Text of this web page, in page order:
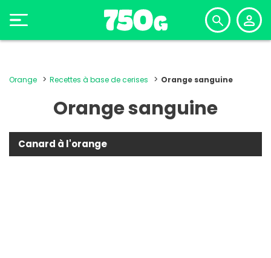
Orange Recettes à base de cerises Orange sanguine
Orange sanguine
Canard à l'orange